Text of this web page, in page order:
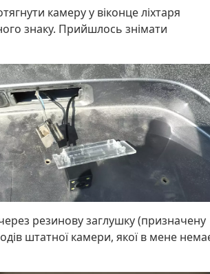
камеру у віконце ліхтаря
знаку. Прийшлось знімати
резинову заглушку (призначену
штатної камери, якої в мене